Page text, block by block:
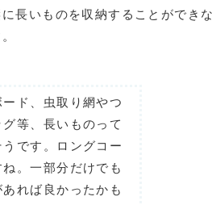
長いものを収納することができ
ド、虫取り網やつ
等、長いものって
です。ロングコー
。一部分だけでも
れば良かったかも